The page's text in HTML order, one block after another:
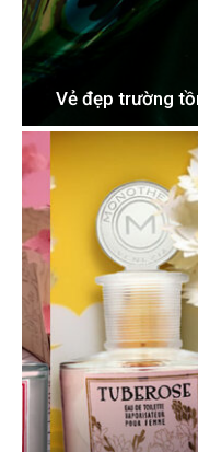
Vẻ đẹp trường